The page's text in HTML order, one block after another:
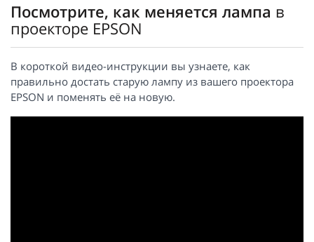
Посмотрите, как меняется лампа в
проекторе EPSON
В короткой видео-инструкции вы узнаете, как
правильно достать старую лампу из вашего проектора
EPSON и поменять её на новую.